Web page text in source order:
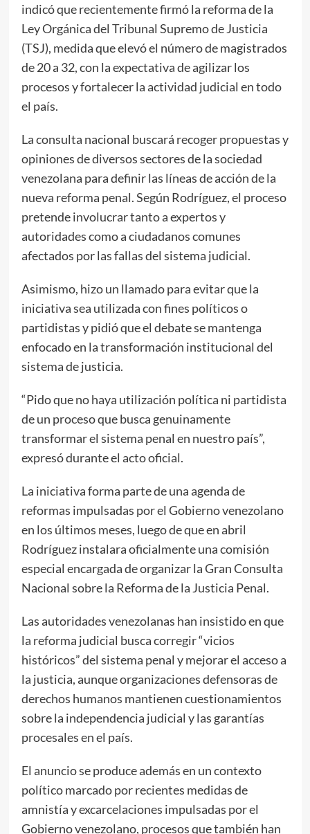
indicó que recientemente firmó la reforma de la
Ley Orgánica del Tribunal Supremo de Justicia
(TSJ), medida que elevó el número de magistrados
de 20 a 32, con la expectativa de agilizar los
procesos y fortalecer la actividad judicial en todo
el país.
La consulta nacional buscará recoger propuestas y
opiniones de diversos sectores de la sociedad
venezolana para definir las líneas de acción de la
nueva reforma penal. Según Rodríguez, el proceso
pretende involucrar tanto a expertos y
autoridades como a ciudadanos comunes
afectados por las fallas del sistema judicial.
Asimismo, hizo un llamado para evitar que la
iniciativa sea utilizada con fines políticos o
partidistas y pidió que el debate se mantenga
enfocado en la transformación institucional del
sistema de justicia.
“Pido que no haya utilización política ni partidista
de un proceso que busca genuinamente
transformar el sistema penal en nuestro país”,
expresó durante el acto oficial.
La iniciativa forma parte de una agenda de
reformas impulsadas por el Gobierno venezolano
en los últimos meses, luego de que en abril
Rodríguez instalara oficialmente una comisión
especial encargada de organizar la Gran Consulta
Nacional sobre la Reforma de la Justicia Penal.
Las autoridades venezolanas han insistido en que
la reforma judicial busca corregir “vicios
históricos” del sistema penal y mejorar el acceso a
la justicia, aunque organizaciones defensoras de
derechos humanos mantienen cuestionamientos
sobre la independencia judicial y las garantías
procesales en el país.
El anuncio se produce además en un contexto
político marcado por recientes medidas de
amnistía y excarcelaciones impulsadas por el
Gobierno venezolano, procesos que también han